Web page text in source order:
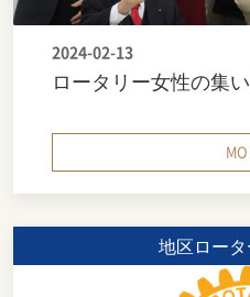
2024-02-13
ロータリー女性の集
地区ロー